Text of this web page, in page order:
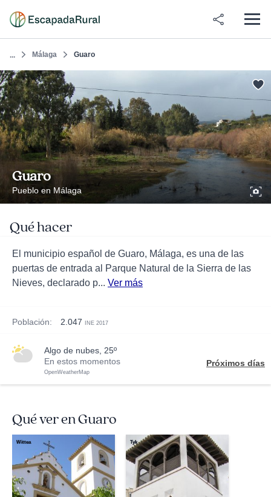
... Málaga Guaro
Guaro
Pueblo en Málaga
Qué hacer
El municipio español de Guaro, Málaga, es una de las
puertas de entrada al Parque Natural de la Sierra de las
Nieves, declarado p... Ver más
Población: 2.047 INE 2017
algo de nubes, 25º
En estos momentos
OpenWeatherMap
Próximos días
Qué ver en Guaro
Wittea Tyk